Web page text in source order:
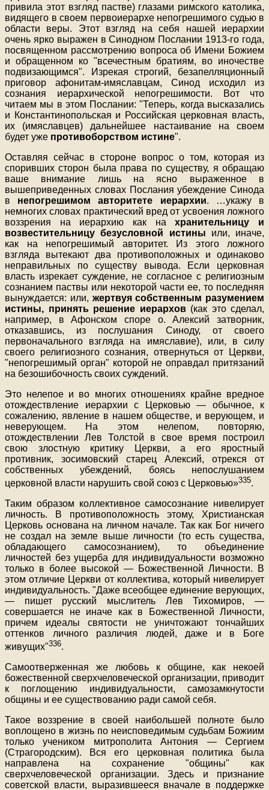
привила этот взгляд пастве) глазами римского католика,
видящего в своем первоиерархе непогрешимого судью в
области веры. Этот взгляд на себя нашей иерархии
очень ярко выражен в Синодном Послании 1913-го года,
посвященном рассмотрению вопроса об Имени Божием
и обращенном ко "всечестным братиям, во иночестве
подвизающимся". Изрекая строгий, безапелляционный
приговор афонитам-имяславцам, Синод исходил из
сознания иерархической непогрешимости. Вот что
читаем мы в этом Послании: "Теперь, когда высказались
и Константинопольская и Российская церковная власть,
их (имяславцев) дальнейшее настаивание на своем
будет уже противоборством истине".
Оставляя сейчас в стороне вопрос о том, которая из
споривших сторон была права по существу, я обращаю
ваше внимание лишь на ясно выраженное в
вышеприведенных словах Послания убеждение Синода
в непогрешимом авторитете иерархии. …укажу в
немногих словах практический вред от усвоения ложного
воззрения на иерархию как нахранительницу и
возвестительницу безусловной истины или, иначе,
как на непогрешимый авторитет. Из этого ложного
взгляда вытекают два противоположных и одинаково
неправильных по существу вывода. Если церковная
власть изрекает суждение, не согласное с религиозным
сознанием паствы или некоторой части ее, то последняя
вынуждается: или, жертвуя собственным разумением
истины, принять решение иерархов(как это сделал,
например, в Афонском споре о. Алексий затворник,
отказавшись, из послушания Синоду, от своего
первоначального взгляда на имяславие), или, в силу
своего религиозного сознания, отвернуться от Церкви,
"непогрешимый орган" которой не оправдал притязаний
на безошибочность своих суждений.
Это нелепое и во многих отношениях крайне вредное
отождествление иерархии с Церковью — обычное, к
сожалению, явление в нашем обществе, и верующем, и
неверующем. На этом нелепом, повторяю,
отождествлении Лев Толстой в свое время построил
свою злостную критику Церкви, а его яростный
противник, зосимовский старец Алексий, отрекся от
собственных убеждений, боясь непослушанием
церковной власти нарушить свой союз с Церковью»335.
Таким образом коллективное самосознание нивелирует
личность. В противоположность этому, Христианская
Церковь основана на личном начале. Так как Бог ничего
не создал на земле выше личности (то есть существа,
обладающего самосознанием), то объединение
личностей без ущерба для индивидуальности возможно
только в более высокой — Божественной Личности. В
этом отличие Церкви от коллектива, который нивелирует
индивидуальность. "Даже всеобщее единение верующих,
— пишет русский мыслитель Лев Тихомиров, —
совершается не иначе как в Божественной Личности,
причем идеалы святости не уничтожают тончайших
оттенков личного различия людей, даже и в Боге
живущих"336.
Самоотверженная же любовь к общине, как некоей
божественной сверхчеловеческой организации, приводит
к поглощению индивидуальности, самозамкнутости
общины и ее существованию ради самой себя.
Такое воззрение в своей наибольшей полноте было
воплощено в жизнь по неисповедимым судьбам Божиим
только учеником митрополита Антония — Сергием
(Страгородским). Вся его церковная политика была
направлена на сохранение "общины" как
сверхчеловеческой организации. Здесь и признание
советской власти, выразившееся вначале в поддержке